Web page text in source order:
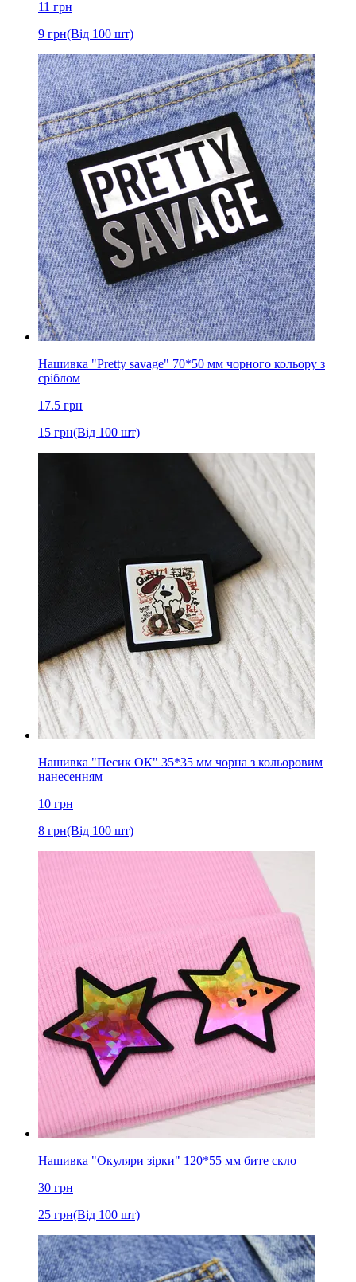
11 грн
9 грн(Від 100 шт)
Нашивка "Pretty savage" 70*50 мм чорного кольору з
сріблом
17.5 грн
15 грн(Від 100 шт)
Нашивка "Песик ОК" 35*35 мм чорна з кольоровим
нанесенням
10 грн
8 грн(Від 100 шт)
Нашивка "Окуляри зірки" 120*55 мм бите скло
30 грн
25 грн(Від 100 шт)